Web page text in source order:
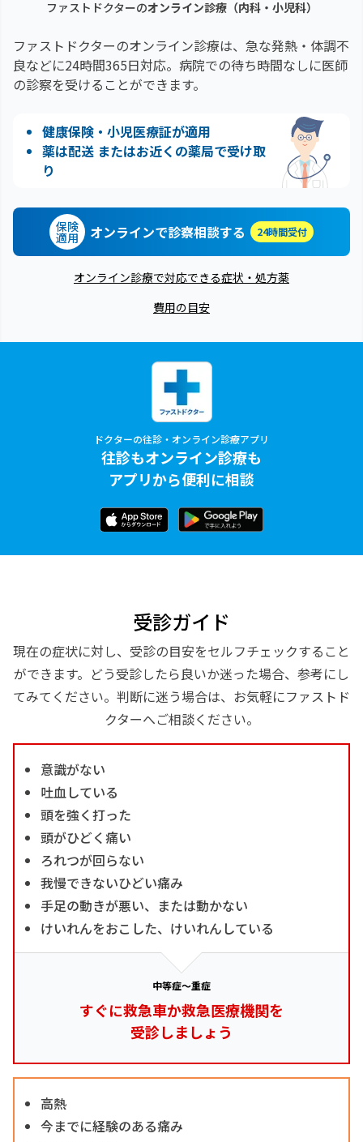
ファストドクターのオンライン診療（内科・小児科）
ファストドクターのオンライン診療は、急な発熱・体調不
良などに24時間365日対応。 病院での待ち時間なしに医師
の診察を受けることができます。
健康保険・小児医療証が適用
薬は配送 またはお近くの薬局で受け取
り
保険
適用 オンラインで診察相談する 24時間受付
オンライン診療で対応できる症状・処方薬
費用の目安
ドクターの往診・オンライン診療アプリ
往診もオンライン診療も
アプリから便利に相談
受診ガイド
現在の症状に対し、受診の目安をセルフチェックすること
ができます。どう受診したら良いか迷った場合、参考にし
てみてください。判断に迷う場合は、お気軽にファストド
クターへご相談ください。
意識がない
吐血している
頭を強く打った
頭がひどく痛い
ろれつが回らない
我慢できないひどい痛み
手足の動きが悪い、または動かない
けいれんをおこした、けいれんしている
中等症～重症
すぐに救急車か救急医療機関を
受診しましょう
高熱
今までに経験のある痛み